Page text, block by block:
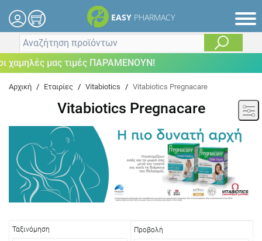
EASY PHARMACY
μας τιμές ΠΑΡΑΜΕΝΟΥΝ!
Αρχική / Εταιρίες / Vitabiotics / Vitabiotics Pregnacare
Vitabiotics Pregnacare
Ταξινόμηση Προβολή